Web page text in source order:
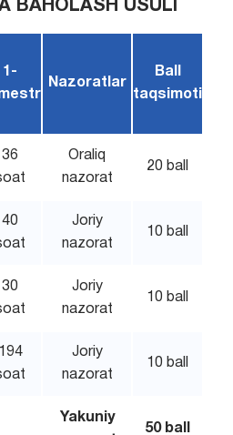
BAHOLASH USULI
1-
Nazoratlar
Ball
taqsimoti
36
Oraliq
nazorat
20 ball
40
Joriy
nazorat
10 ball
30
Joriy
nazorat
10 ball
194
Joriy
nazorat
10 ball
Yakuniy
50 ball